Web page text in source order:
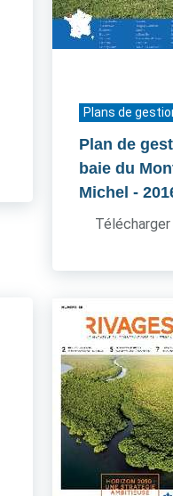
Plans de
Plan de
baie du
Michel -